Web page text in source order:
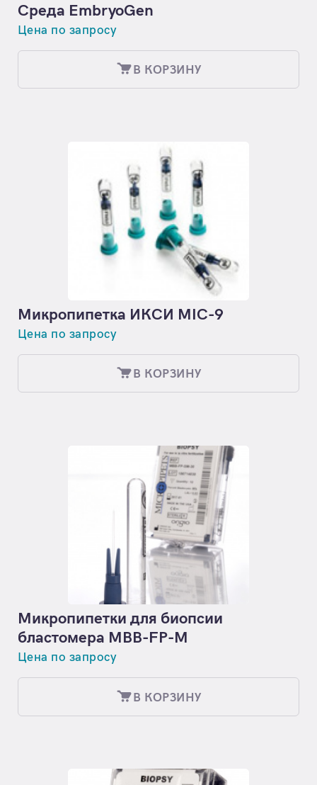
Среда EmbryoGen
Цена по запросу
В КОРЗИНУ
Микропипетка ИКСИ MIC-9
Цена по запросу
В КОРЗИНУ
Микропипетки для биопсии
бластомера MBB-FP-M
Цена по запросу
В КОРЗИНУ